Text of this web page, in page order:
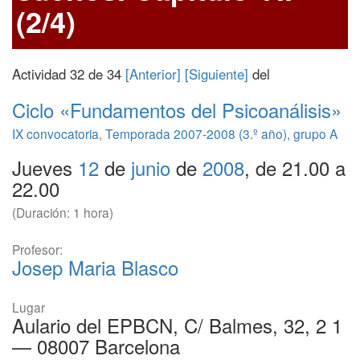
(2/4)
Actividad 32 de 34 [Anterior] [Siguiente] del
Ciclo «Fundamentos del Psicoanálisis»
IX convocatoria, Temporada 2007-2008 (3.º año), grupo A
Jueves 12 de junio de 2008, de 21.00 a
22.00
(Duración: 1 hora)
Profesor:
Josep Maria Blasco
Lugar
Aulario del EPBCN, C/ Balmes, 32, 2 1
— 08007 Barcelona